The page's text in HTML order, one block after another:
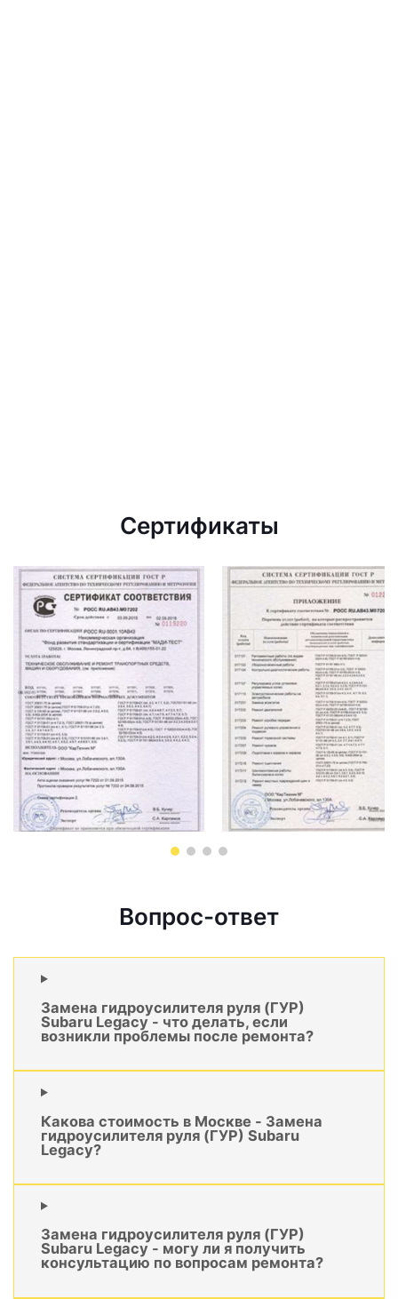
Сертификаты
Вопрос-ответ
Замена гидроусилителя руля (ГУР)
Subaru Legacy - что делать, если
возникли проблемы после ремонта?
Какова стоимость в Москве - Замена
гидроусилителя руля (ГУР) Subaru
Legacy?
Замена гидроусилителя руля (ГУР)
Subaru Legacy - могу ли я получить
консультацию по вопросам ремонта?